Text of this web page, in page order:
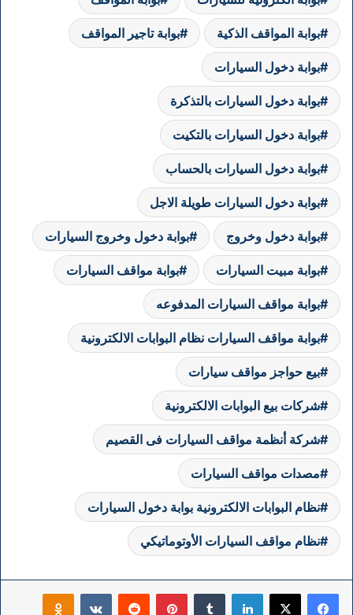
بوابة المواقف الذكية بوابة تاجير المواقف
بوابة دخول السيارات
بوابة دخول السيارات بالتذكرة
بوابة دخول السيارات بالتكيت
بوابة دخول السيارات بالحساب
بوابة دخول السيارات طويلة الاجل
بوابة دخول وخروج بوابة دخول وخروج السيارات
بوابة مبيت السيارات بوابة مواقف السيارات
بوابة مواقف السيارات المدفوعه
بوابة مواقف السيارات نظام البوابات الالكترونية
بيع حواجز مواقف سيارات
شركات بيع البوابات الالكترونية
شركة أنظمة مواقف السيارات فى القصيم
مصدات مواقف السيارات
نظام البوابات الالكترونية بوابة دخول السيارات
نظام مواقف السيارات الأوتوماتيكي
فيسبوك ‫X لينكدإن بينتيريست